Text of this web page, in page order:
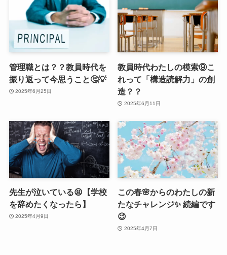
管理職とは？？教員時代を
振り返って今思うこと🤔💡
2025年6月25日
教員時代わたしの模索⑨こ
れって「構造読解力」の創
造？？
2025年6月11日
先生が泣いている😫【学校
を辞めたくなったら】
2025年4月9日
この春🌸からのわたしの新
たなチャレンジ✨ 続編です
😉
2025年4月7日